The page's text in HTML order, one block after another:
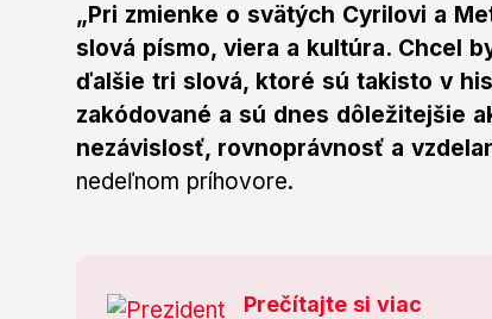
„Pri zmienke o svätých Cyrilovi a
slová písmo, viera a kultúra. Chcel
ďalšie tri slová, ktoré sú takisto v
zakódované a sú dnes dôležitejšie
nezávislosť, rovnoprávnosť a
nedeľnom príhovore.
Prečítajte si viac